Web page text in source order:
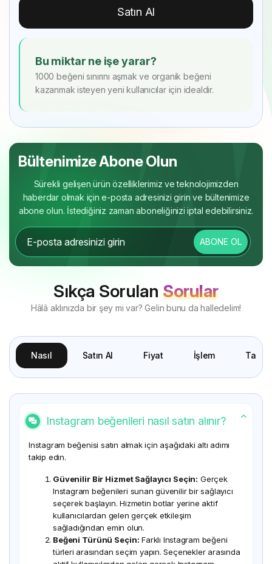
Satın Al
Bu miktar ne işe yarar?
1000 beğeni sınırını aşmak ve organik beğeni
kazanmak isteyen yeni kullanıcılar için idealdir.
Bültenimize Abone Olun
Sürekli gelişen ürün özelliklerimiz ve teknolojimizden
haberdar olmak için e-posta adresinizi girin ve bültenimize
abone olun. İstediğiniz zaman aboneliğinizi iptal edebilirsiniz.
ABONE OL
Sıkça SorulanSorular
Hâlâ aklınızda bir şey mi var? Gelin bunu da halledelim!
Nasıl Satın Al Fiyat İşlem
Instagram beğenileri nasıl satın alınır?
Instagram beğenisi satın almak için aşağıdaki altı adımı
takip edin.
Güvenilir Bir Hizmet Sağlayıcı Seçin: Gerçek
Instagram beğenileri sunan güvenilir bir sağlayıcı
seçerek başlayın. Hizmetin botlar yerine aktif
kullanıcılardan gelen gerçek etkileşim
sağladığından emin olun.
Beğeni Türünü Seçin: Farklı Instagram beğeni
türleri arasından seçim yapın. Seçenekler arasında